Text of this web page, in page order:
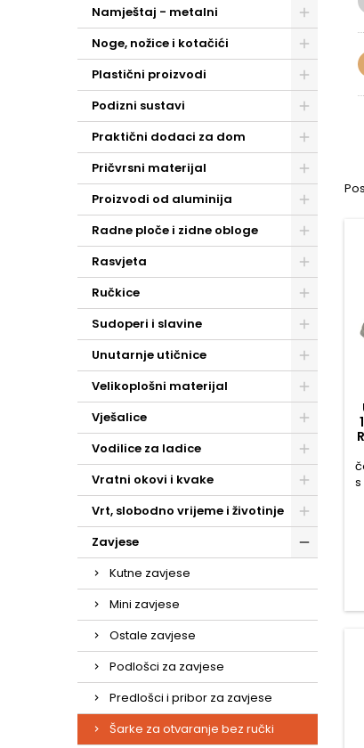
Namještaj - metalni
Noge, nožice i kotačići
Plastični proizvodi
Podizni sustavi
Praktični dodaci za dom
Pričvrsni materijal
Proizvodi od aluminija
Radne ploče i zidne obloge
Rasvjeta
Ručkice
Sudoperi i slavine
Unutarnje utičnice
Velikoplošni materijal
Vješalice
Vodilice za ladice
Vratni okovi i kvake
Vrt, slobodno vrijeme i životinje
Zavjese
Kutne zavjese
Mini zavjese
Ostale zavjese
Podlošci za zavjese
Predlošci i pribor za zavjese
Šarke za otvaranje bez ručki